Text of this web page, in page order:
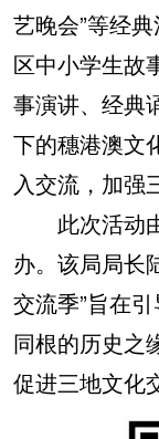
艺晚会”等经
区中小学生故
事演讲、经典
下的穗港澳文
入交流，加强
此次活动由
办。该局局长
交流季”旨在
同根的历史之
促进三地文化